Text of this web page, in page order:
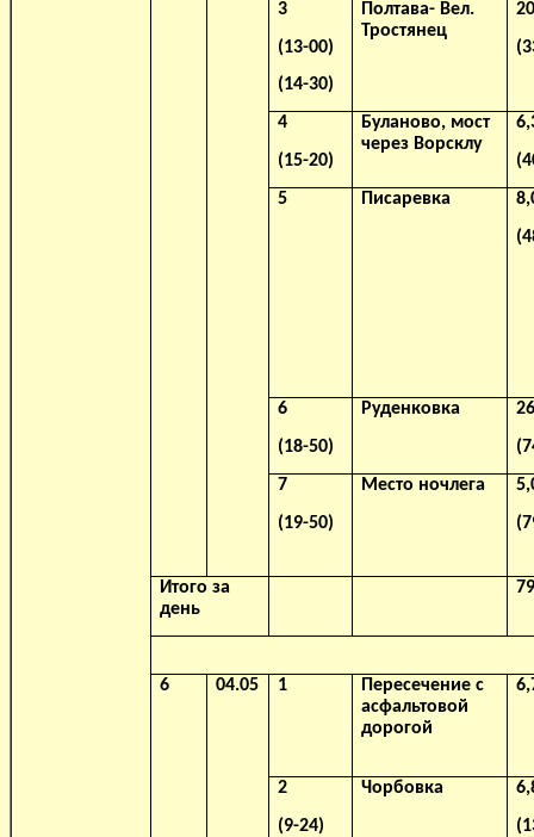
3
(13-00)
(14-30)
Полтава- Вел.
Тростянец
4
(15-20)
Буланово, мост
через Ворсклу
5 Писаревка
6
(18-50)
Руденковка
7
(19-50)
Место ночлега
Итого за
день
6 04.05 1
Пересечение с
асфальтовой
дорогой
2
(9-24)
Чорбовка